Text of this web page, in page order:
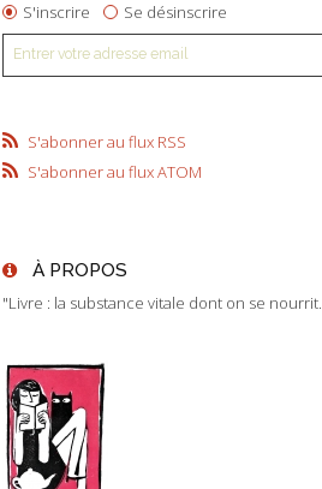
S'inscrire Se désinscrire
S'abonner au flux RSS
S'abonner au flux ATOM
À PROPOS
"Livre : la substance vitale dont on se